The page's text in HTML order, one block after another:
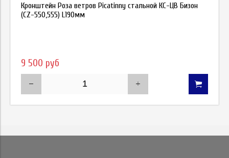
Кронштейн Роза ветров Picatinny стальной КС-ЦВ Бизон
(CZ-550,555) L190мм
9 500 руб